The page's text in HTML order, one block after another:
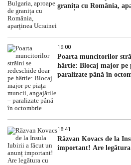
granița cu România,
19:00
Poarta muncitorilor
hârtie: Blocaj major pe
paralizate până în
18:41
Răzvan Kovacs de la
important! Are